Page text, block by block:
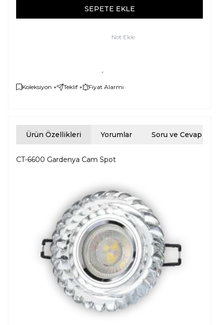
SEPETE EKLE
Not Ekle
Koleksiyon + Teklif + Fiyat Alarmı
Ürün Özellikleri Yorumlar Soru ve Cevap
CT-6600 Gardenya Cam Spot